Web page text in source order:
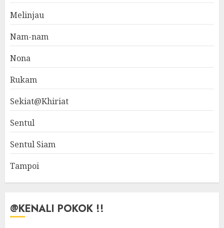
Melinjau
Nam-nam
Nona
Rukam
Sekiat@Khiriat
Sentul
Sentul Siam
Tampoi
@KENALI POKOK !!